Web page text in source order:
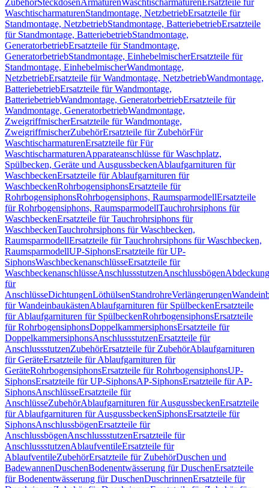
ZubehörSteckdosenArmaturenWaschtischarmaturen Ersatzteile für
WaschtischarmaturenStandmontage, NetzbetriebErsatzteile für
Standmontage, NetzbetriebStandmontage, BatteriebetriebErsatzteile
für Standmontage, BatteriebetriebStandmontage,
GeneratorbetriebErsatzteile für Standmontage,
GeneratorbetriebStandmontage, EinhebelmischerErsatzteile für
Standmontage, EinhebelmischerWandmontage,
NetzbetriebErsatzteile für Wandmontage, NetzbetriebWandmontage,
BatteriebetriebErsatzteile für Wandmontage,
BatteriebetriebWandmontage, GeneratorbetriebErsatzteile für
Wandmontage, GeneratorbetriebWandmontage,
ZweigriffmischerErsatzteile für Wandmontage,
ZweigriffmischerZubehörErsatzteile für ZubehörFür
WaschtischarmaturenErsatzteile für Für
WaschtischarmaturenApparateanschlüsse für Waschplatz,
Spülbecken, Geräte und AusgussbeckenAblaufgarnituren für
WaschbeckenErsatzteile für Ablaufgarnituren für
WaschbeckenRohrbogensiphonsErsatzteile für
RohrbogensiphonsRohrbogensiphons, RaumsparmodellErsatzteile
für Rohrbogensiphons, RaumsparmodellTauchrohrsiphons für
WaschbeckenErsatzteile für Tauchrohrsiphons für
WaschbeckenTauchrohrsiphons für Waschbecken,
RaumsparmodellErsatzteile für Tauchrohrsiphons für Waschbecken,
RaumsparmodellUP-SiphonsErsatzteile für UP-
SiphonsWaschbeckenanschlüsseErsatzteile für
WaschbeckenanschlüsseAnschlussstutzenAnschlussbögen
für
AnschlüsseDichtungenLöthülsenStandrohreVerlängerungen
für WandeinbaukästenAblaufgarnituren für SpülbeckenErsatzteile
für Ablaufgarnituren für SpülbeckenRohrbogensiphonsErsatzteile
für RohrbogensiphonsDoppelkammersiphonsErsatzteile für
DoppelkammersiphonsAnschlussstutzenErsatzteile für
AnschlussstutzenZubehörErsatzteile für ZubehörAblaufgarnituren
für GeräteErsatzteile für Ablaufgarnituren für
GeräteRohrbogensiphonsErsatzteile für RohrbogensiphonsUP-
SiphonsErsatzteile für UP-SiphonsAP-SiphonsErsatzteile für AP-
SiphonsAnschlüsseErsatzteile für
AnschlüsseZubehörAblaufgarnituren für AusgussbeckenErsatzteile
für Ablaufgarnituren für AusgussbeckenSiphonsErsatzteile für
SiphonsAnschlussbögenErsatzteile für
AnschlussbögenAnschlussstutzenErsatzteile für
AnschlussstutzenAblaufventileErsatzteile für
AblaufventileZubehörErsatzteile für ZubehörDuschen und
BadewannenDuschenBodenentwässerung für DuschenErsatzteile
für Bodenentwässerung für DuschenDuschrinnenErsatzteile für